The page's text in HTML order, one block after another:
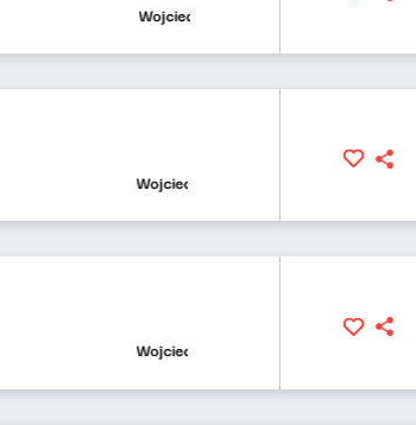
Wojciech Waglewski, Bartosz "Fisz" Waglewski
Wojciech Waglewski, Bartosz "Fisz" Waglewski
Wojciech Waglewski, Bartosz "Fisz" Waglewski